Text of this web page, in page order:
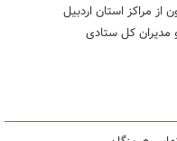
از مراکز استان اردبیل
کل ستادی